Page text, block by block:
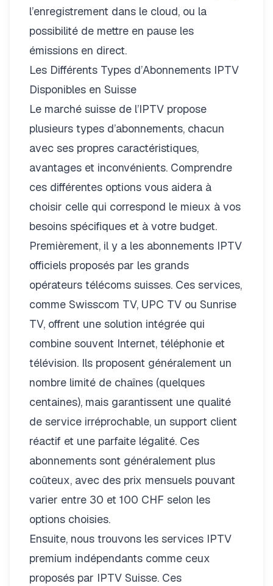
l’enregistrement dans le cloud, ou la
possibilité de mettre en pause les
émissions en direct.
Les Différents Types d’Abonnements IPTV
Disponibles en Suisse
Le marché suisse de l’IPTV propose
plusieurs types d’abonnements, chacun
avec ses propres caractéristiques,
avantages et inconvénients. Comprendre
ces différentes options vous aidera à
choisir celle qui correspond le mieux à vos
besoins spécifiques et à votre budget.
Premièrement, il y a les abonnements IPTV
officiels proposés par les grands
opérateurs télécoms suisses. Ces services,
comme Swisscom TV, UPC TV ou Sunrise
TV, offrent une solution intégrée qui
combine souvent Internet, téléphonie et
télévision. Ils proposent généralement un
nombre limité de chaînes (quelques
centaines), mais garantissent une qualité
de service irréprochable, un support client
réactif et une parfaite légalité. Ces
abonnements sont généralement plus
coûteux, avec des prix mensuels pouvant
varier entre 30 et 100 CHF selon les
options choisies.
Ensuite, nous trouvons les services IPTV
premium indépendants comme ceux
proposés par IPTV Suisse. Ces